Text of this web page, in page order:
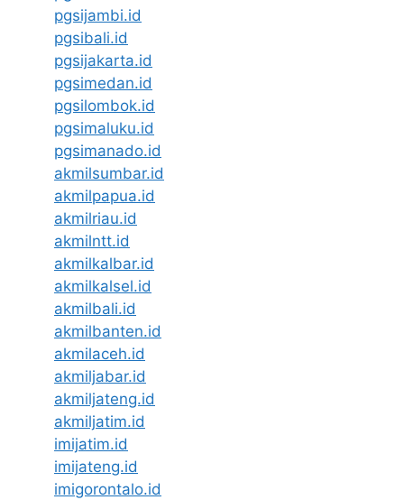
pgsijambi.id
pgsibali.id
pgsijakarta.id
pgsimedan.id
pgsilombok.id
pgsimaluku.id
pgsimanado.id
akmilsumbar.id
akmilpapua.id
akmilriau.id
akmilntt.id
akmilkalbar.id
akmilkalsel.id
akmilbali.id
akmilbanten.id
akmilaceh.id
akmiljabar.id
akmiljateng.id
akmiljatim.id
imijatim.id
imijateng.id
imigorontalo.id